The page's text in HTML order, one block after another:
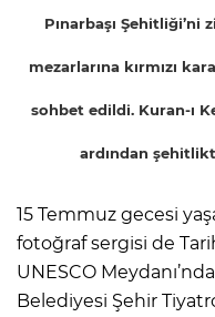
Pınarbaşı
mezarlarına kırmızı
sohbet edildi. Kuran-ı
ardından
15 Temmuz gecesi
fotoğraf sergisi de
UNESCO
Belediyesi Şehir